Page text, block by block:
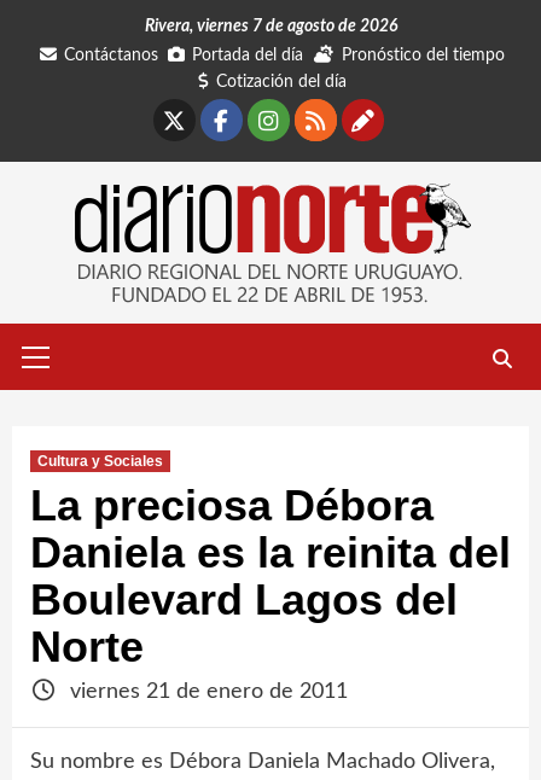
Rivera, viernes 7 de agosto de 2026
Contáctanos
Portada del día
Pronóstico del tiempo
Cotización del día
Facebook
Instagram
RSSContáctanos
primario
Cultura y Sociales
La preciosa Débora
Daniela es la reinita del
Boulevard Lagos del
Norte
viernes 21 de enero de 2011
Su nombre es Débora Daniela Machado Olivera,